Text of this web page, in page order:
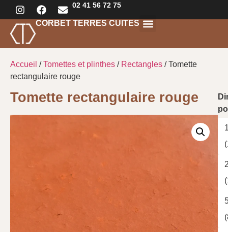
02 41 56 72 75
CORBET TERRES CUITES
Accueil /Tomettes et plinthes / Rectangles / Tomette
rectangulaire rouge
Tomette rectangulaire rouge